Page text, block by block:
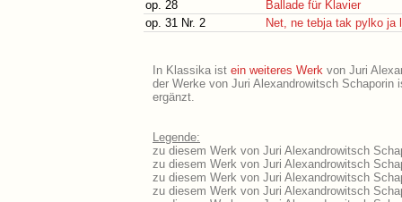
op. 28
Ballade für Klavier
op. 31 Nr. 2
Net, ne tebja tak pylko ja
In Klassika ist ein weiteres Werk von Juri
der Werke von Juri Alexandrowitsch
ergänzt.
Legende:
zu diesem Werk von Juri Alexandrowitsch
zu diesem Werk von Juri Alexandrowitsch
zu diesem Werk von Juri Alexandrowitsch
zu diesem Werk von Juri Alexandrowitsch